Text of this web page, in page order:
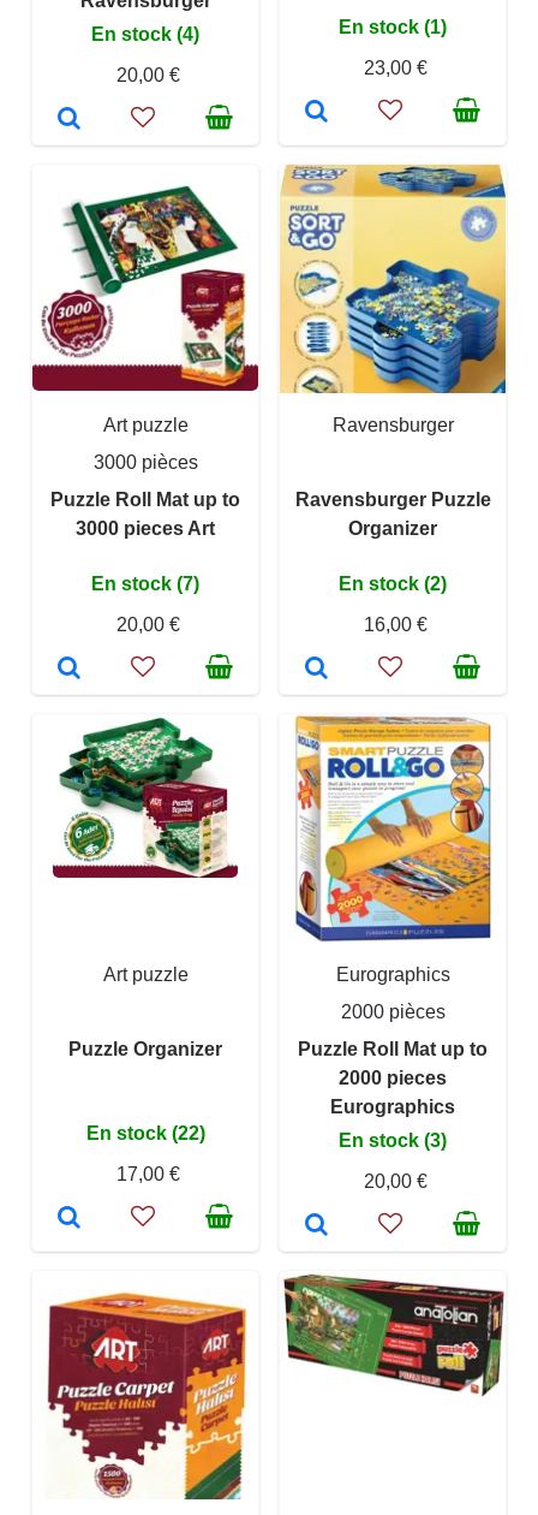
En stock (4)
20,00 €
En stock (1)
23,00 €
Art puzzle
3000 pièces
Puzzle Roll Mat up to
3000 pieces Art
En stock (7)
20,00 €
Ravensburger
Ravensburger Puzzle
Organizer
En stock (2)
16,00 €
Art puzzle
Puzzle Organizer
En stock (22)
17,00 €
Eurographics
2000 pièces
Puzzle Roll Mat up to
2000 pieces
Eurographics
En stock (3)
20,00 €